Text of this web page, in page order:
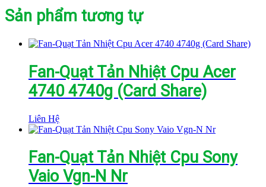
Sản phẩm tương tự
Fan-Quạt Tản Nhiệt Cpu Acer
4740 4740g (Card Share)
Liên Hệ
Fan-Quạt Tản Nhiệt Cpu Sony
Vaio Vgn-N Nr